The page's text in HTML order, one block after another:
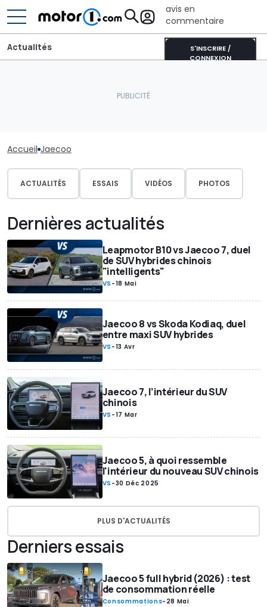
avis en
commentaire
S'INSCRIRE /
CONNEXION
Actualités
Accueil Jaecoo
ACTUALITÉS ESSAIS VIDÉOS PHOTOS
Dernières actualités
Leapmotor B10 vs Jaecoo 7, duel
de SUV hybrides chinois
"intelligents"
VS -18 Mai
Jaecoo 8 vs Skoda Kodiaq, duel
entre maxi SUV hybrides
VS -13 Avr
Jaecoo 7, l’intérieur du SUV
chinois
VS -17 Mar
Jaecoo 5, à quoi ressemble
l'intérieur du nouveau SUV chinois
VS -30 Déc 2025
PLUS D'ACTUALITÉS
Derniers essais
Jaecoo 5 full hybrid (2026) : test
de consommation réelle
Consommations- 28 Mai